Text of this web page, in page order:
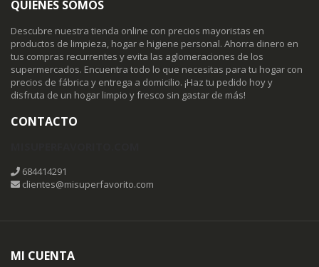
QUIENES SOMOS
Descubre nuestra tienda online con precios mayoristas en
productos de limpieza, hogar e higiene personal. Ahorra dinero en
tus compras recurrentes y evita las aglomeraciones de los
supermercados. Encuentra todo lo que necesitas para tu hogar con
precios de fábrica y entrega a domicilio. ¡Haz tu pedido hoy y
disfruta de un hogar limpio y fresco sin gastar de más!
CONTACTO
684414291
clientes@misuperfavorito.com
MI CUENTA